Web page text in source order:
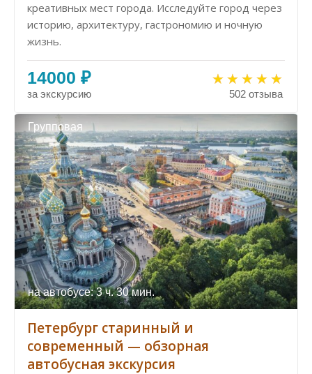
креативных мест города. Исследуйте город через
историю, архитектуру, гастрономию и ночную
жизнь.
14000 ₽
за экскурсию 502 отзыва
Групповая
на автобусе: 3 ч. 30 мин.
Петербург старинный и
современный — обзорная
автобусная экскурсия